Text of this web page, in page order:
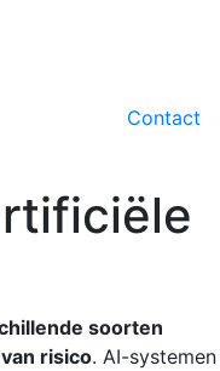
Contact
soorten
risico. AI-systemen